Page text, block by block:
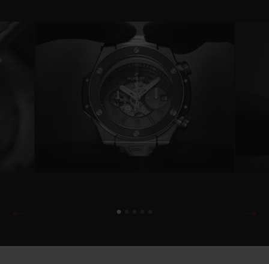
exemplaires, comme pour chaque
collaboration entre Hublot et Berluti.
Le cuir emblématique Venezia patiné se
retrouve au cœur de la lunette en titane poli
ainsi que sur le cadran, où l’on distingue les
index et la mention « Swiss Made »
directement gaufrés en fleur de peau. Le
l’engrenage du mouvement Unico, une